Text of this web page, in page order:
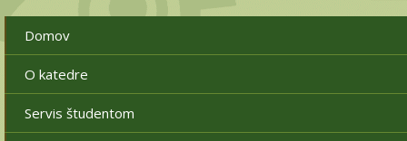
Domov
O katedre
Servis študentom